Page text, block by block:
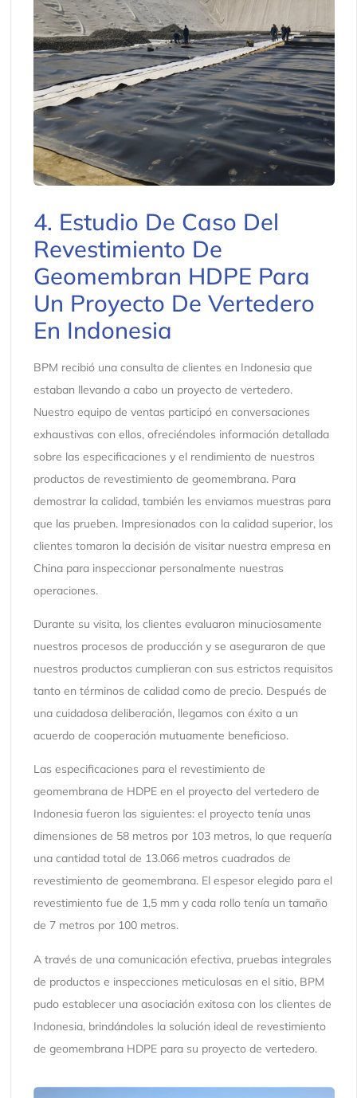
4. Estudio De Caso Del
Revestimiento De
Geomembran HDPE Para
Un Proyecto De Vertedero
En Indonesia
BPM recibió una consulta de clientes en Indonesia que
estaban llevando a cabo un proyecto de vertedero.
Nuestro equipo de ventas participó en conversaciones
exhaustivas con ellos, ofreciéndoles información detallada
sobre las especificaciones y el rendimiento de nuestros
productos de revestimiento de geomembrana. Para
demostrar la calidad, también les enviamos muestras para
que las prueben. Impresionados con la calidad superior, los
clientes tomaron la decisión de visitar nuestra empresa en
China para inspeccionar personalmente nuestras
operaciones.
Durante su visita, los clientes evaluaron minuciosamente
nuestros procesos de producción y se aseguraron de que
nuestros productos cumplieran con sus estrictos requisitos
tanto en términos de calidad como de precio. Después de
una cuidadosa deliberación, llegamos con éxito a un
acuerdo de cooperación mutuamente beneficioso.
Las especificaciones para el revestimiento de
geomembrana de HDPE en el proyecto del vertedero de
Indonesia fueron las siguientes: el proyecto tenía unas
dimensiones de 58 metros por 103 metros, lo que requería
una cantidad total de 13.066 metros cuadrados de
revestimiento de geomembrana. El espesor elegido para el
revestimiento fue de 1,5 mm y cada rollo tenía un tamaño
de 7 metros por 100 metros.
A través de una comunicación efectiva, pruebas integrales
de productos e inspecciones meticulosas en el sitio, BPM
pudo establecer una asociación exitosa con los clientes de
Indonesia, brindándoles la solución ideal de revestimiento
de geomembrana HDPE para su proyecto de vertedero.